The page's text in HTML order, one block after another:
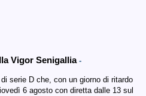
Vigor Senigallia -
serie D che, con un giorno di ritardo
6 agosto con diretta dalle 13 sul